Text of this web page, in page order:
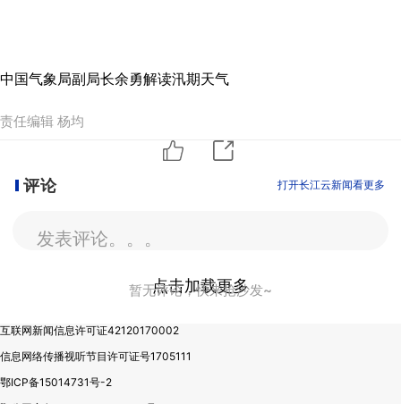
中国气象局副局长余勇解读汛期天气
责任编辑 杨均
评论 打开长江云新闻看更多
发表评论。。。
暂无评论，快来抢沙发~
点击加载更多
互联网新闻信息许可证42120170002
信息网络传播视听节目许可证号1705111
鄂ICP备15014731号-2